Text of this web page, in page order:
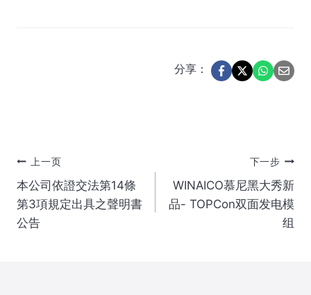
分享：
文
章
导
上一页
本公司依證交法第14條
第3項規定出具之聲明書
公告
下一步
WINAICO慕尼黑大秀新
品- TOPCon双面发电模
组